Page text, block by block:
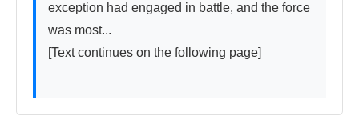
exception had engaged in battle, and the force
was most...
[Text continues on the following page]